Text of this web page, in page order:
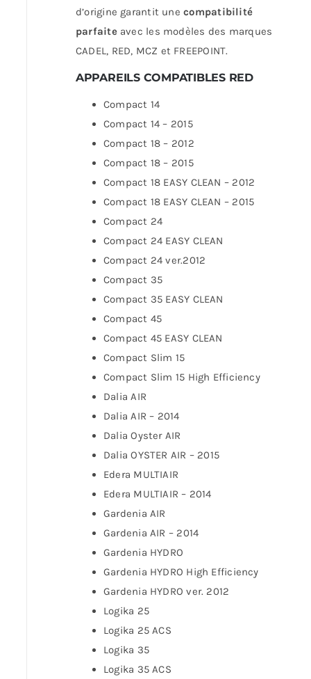
d’origine garantit unecompatibilité
parfaiteavec les modèles des marques
CADEL, RED, MCZ et FREEPOINT.
APPAREILS COMPATIBLES RED
Compact 14
Compact 14 – 2015
Compact 18 – 2012
Compact 18 – 2015
Compact 18 EASY CLEAN – 2012
Compact 18 EASY CLEAN – 2015
Compact 24
Compact 24 EASY CLEAN
Compact 24 ver.2012
Compact 35
Compact 35 EASY CLEAN
Compact 45
Compact 45 EASY CLEAN
Compact Slim 15
Compact Slim 15 High Efficiency
Dalia AIR
Dalia AIR – 2014
Dalia Oyster AIR
Dalia OYSTER AIR – 2015
Edera MULTIAIR
Edera MULTIAIR – 2014
Gardenia AIR
Gardenia AIR – 2014
Gardenia HYDRO
Gardenia HYDRO High Efficiency
Gardenia HYDRO ver. 2012
Logika 25
Logika 25 ACS
Logika 35
Logika 35 ACS